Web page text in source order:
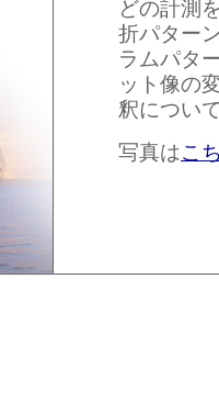
どの計測
折パター
ラムパタ
ット像の
釈につい
写真はこ